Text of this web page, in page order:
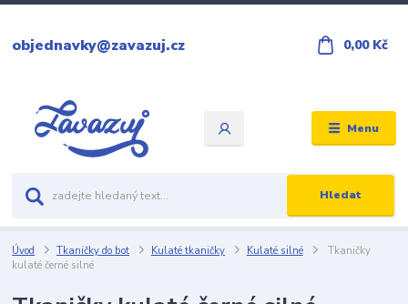
Menu
Hledat
objednavky@zavazuj.cz 0,00 Kč
Úvod Tkaničky do bot Kulaté tkaničky Kulaté silné
Tkaničky
kulaté černé silné